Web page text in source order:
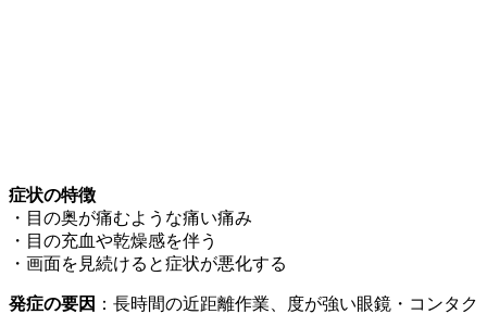
症状の特徴
・目の奥が痛むような痛い痛み
・目の充血や乾燥感を伴う
・画面を見続けると症状が悪化する
発症の要因 ：長時間の近距離作業、度が強い眼鏡・コンタク